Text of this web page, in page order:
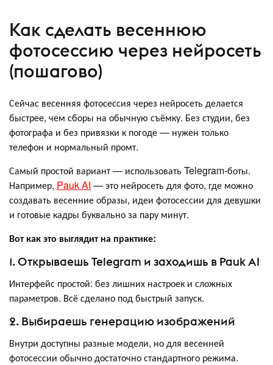
Как сделать весеннюю
фотосессию через нейросеть
(пошагово)
Сейчас весенняя фотосессия через нейросеть делается
быстрее, чем сборы на обычную съёмку. Без студии, без
фотографа и без привязки к погоде — нужен только
телефон и нормальный промт.
Самый простой вариант — использовать Telegram-боты.
Например, Pauk AI — это нейросеть для фото, где можно
создавать весенние образы, идеи фотосессии для девушки
и готовые кадры буквально за пару минут.
Вот как это выглядит на практике:
1. Открываешь Telegram и заходишь в Pauk AI
Интерфейс простой: без лишних настроек и сложных
параметров. Всё сделано под быстрый запуск.
2. Выбираешь генерацию изображений
Внутри доступны разные модели, но для весенней
фотосессии обычно достаточно стандартного режима.